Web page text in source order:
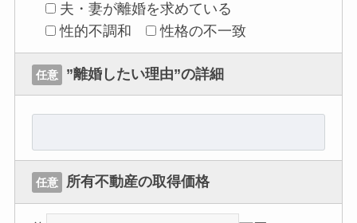
夫・妻が離婚を求めている
性的不調和
性格の不一致
任意 ”離婚したい理由”の詳細
任意 所有不動産の取得価格